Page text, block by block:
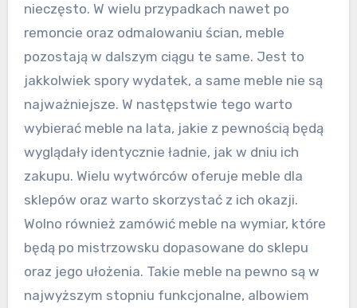
nieczęsto. W wielu przypadkach nawet po
remoncie oraz odmalowaniu ścian, meble
pozostają w dalszym ciągu te same. Jest to
jakkolwiek spory wydatek, a same meble nie są
najważniejsze. W następstwie tego warto
wybierać meble na lata, jakie z pewnością będą
wyglądały identycznie ładnie, jak w dniu ich
zakupu. Wielu wytwórców oferuje meble dla
sklepów oraz warto skorzystać z ich okazji.
Wolno również zamówić meble na wymiar, które
będą po mistrzowsku dopasowane do sklepu
oraz jego ułożenia. Takie meble na pewno są w
najwyższym stopniu funkcjonalne, albowiem